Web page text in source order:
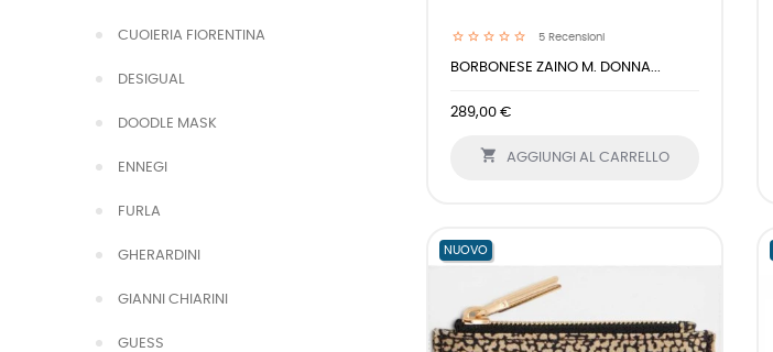
CUOIERIA FIORENTINA
DESIGUAL
DOODLE MASK
ENNEGI
FURLA
GHERARDINI
GIANNI CHIARINI
GUESS
5 Recensioni
BORBONESE ZAINO M. DONNA...
289,00 €
 AGGIUNGI AL CARRELLO
NUOVO